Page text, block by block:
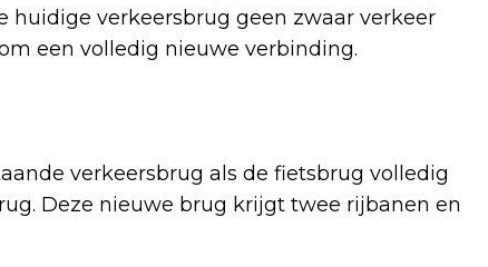
huidige verkeersbrug geen zwaar verkeer
een volledig nieuwe verbinding.
verkeersbrug als de fietsbrug volledig
Deze nieuwe brug krijgt twee rijbanen en